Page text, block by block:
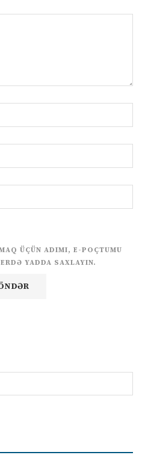
ÜÇÜN ADIMI, E-POÇTUMU
YADDA SAXLAYIN.